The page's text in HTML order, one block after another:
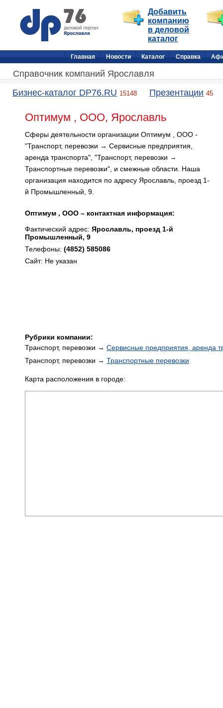
Добавить
компанию
в деловой
каталог
Главная Новости Каталог Справка
Справочник компаний Ярославля
Бизнес-каталог DP76.RU 15148 Презентации 45
Оптимум , ООО, Ярославль
Сферы деятельности организации Оптимум , ООО -
"Транспорт, перевозки → Сервисные предприятия,
аренда транспорта", "Транспорт, перевозки →
Транспортные перевозки", и смежные области. Наша
организация находится по адресу Ярославль, проезд 1-
й Промышленный, 9.
Оптимум , ООО – контактная информация:
Фактический адрес: Ярославль, проезд 1-й
Промышленный, 9
Телефоны: (4852) 585086
Сайт: Не указан
Рубрики компании:
Транспорт, перевозки → Сервисные предприятия, аренда
Транспорт, перевозки → Транспортные перевозки
Карта расположения в городе: